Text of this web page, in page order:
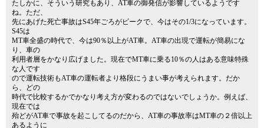
たしかに、そういう研究もあり、AT車の御発信が影響しているようです
ね。ただ、
先にあげた死亡事故はS45年ごろがピークで、今はその1/3になっています。
S45は
MT車全盛の時代で、今は90％以上がAT車。AT車の出現で運転が簡易にな
り、車の
利用者層をかなり広げました。現在でMT車に乗る10％の人はある意味特殊
な人です
ので運転技術もAT車の運転者より格段にうまい事が考えられます。だか
ら、どの
時代で比較するかでかなり考え方が変わるのではないでしょうか。例えば、
現在では
殆どがAT車で事故を起こしてるのだから、AT車の事故率はMT車の２倍以上
あるように